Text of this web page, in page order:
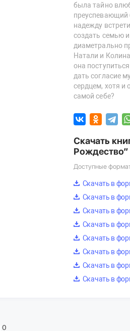
была тайно
преуспевающий
надежду
создать семью
диаметрально
Натали и
она
дать согласие
сердцем, хотя и
самой себе?
Скачать
Рождество”
Доступные
Скачать в
Скачать в
Скачать в
Скачать в
Скачать в
Скачать в
Скачать в
Скачать в
0